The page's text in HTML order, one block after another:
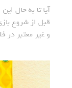
آیا تا به حال
قبل از شروع
و غیر معتبر در